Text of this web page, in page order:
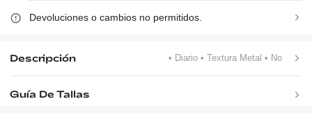
Devoluciones o cambios no permitidos.
Descripción • Diario• Textura Metal• No
Guía De Tallas